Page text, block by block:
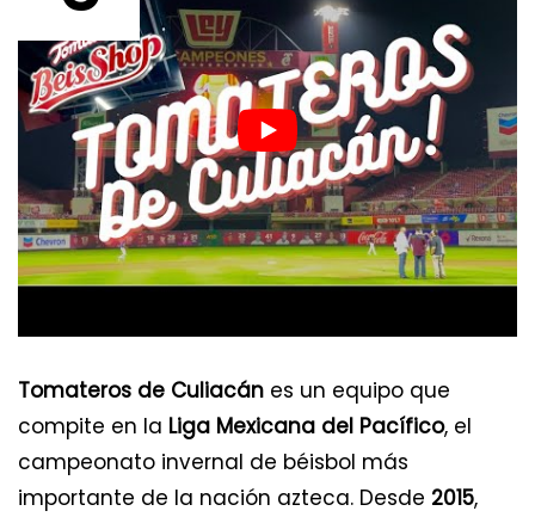
Tomateros de Culiacán es un equipo que
compite en la Liga Mexicana del Pacífico, el
campeonato invernal de béisbol más
importante de la nación azteca. Desde 2015,